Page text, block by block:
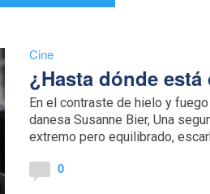
Cine
¿Hasta dónde
En el contraste de hielo y
danesa Susanne Bier, Una
extremo pero equilibrado,
0